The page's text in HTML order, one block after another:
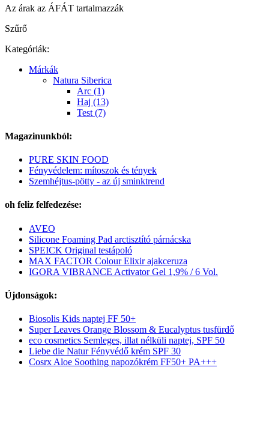
Az árak az ÁFÁT tartalmazzák
Szűrő
Kategóriák:
Márkák
Natura Siberica
Arc (1)
Haj (13)
Test (7)
Magazinunkból:
PURE SKIN FOOD
Fényvédelem: mítoszok és tények
Szemhéjtus-pötty - az új sminktrend
oh feliz felfedezése:
AVEO
Silicone Foaming Pad arctisztító párnácska
SPEICK Original testápoló
MAX FACTOR Colour Elixir ajakceruza
IGORA VIBRANCE Activator Gel 1,9% / 6 Vol.
Újdonságok:
Biosolis Kids naptej FF 50+
Super Leaves Orange Blossom & Eucalyptus tusfürdő
eco cosmetics Semleges, illat nélküli naptej, SPF 50
Liebe die Natur Fényvédő krém SPF 30
Cosrx Aloe Soothing napozókrém FF50+ PA+++